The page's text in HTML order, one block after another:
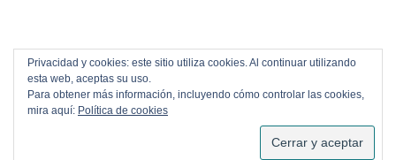
SUSCRIBIRSE
Privacidad y cookies: este sitio utiliza cookies. Al continuar utilizando
esta web, aceptas su uso.
Para obtener más información, incluyendo cómo controlar las cookies,
mira aquí: Política de cookies